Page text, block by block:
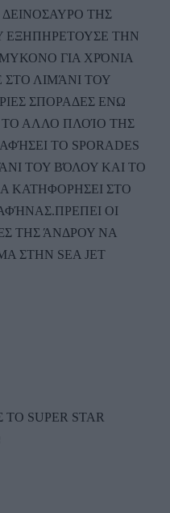
ΤΗΣ
ΕΞΗΠΗΡΕΤΟΥΣΕ ΤΗΝ
ΓΙΑ ΧΡΌΝΙΑ
ΣΤΟ ΛΙΜΆΝΙ ΤΟΥ
ΣΠΟΡΑΔΕΣ ΕΝΩ
ΑΛΛΟ ΠΛΟΊΟ ΤΗΣ
ΤΟ SPORADES
ΤΟΥ ΒΌΛΟΥ ΚΑΙ ΤΟ
ΚΑΤΗΦΟΡΗΣΕΙ ΣΤΟ
ΟΙ
ΤΗΣ ΆΝΔΡΟΥ ΝΑ
ΣΤΗΝ SEA JET
SUPER STAR